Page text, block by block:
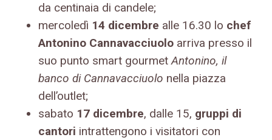
da centinaia di candele;
mercoledì 14 dicembre alle 16.30 lo chef
Antonino Cannavacciuolo arriva presso il
suo punto smart gourmetAntonino, il
banco di Cannavacciuolo nella piazza
dell’outlet;
sabato 17 dicembre, dalle 15, gruppi di
cantori intrattengono i visitatori con